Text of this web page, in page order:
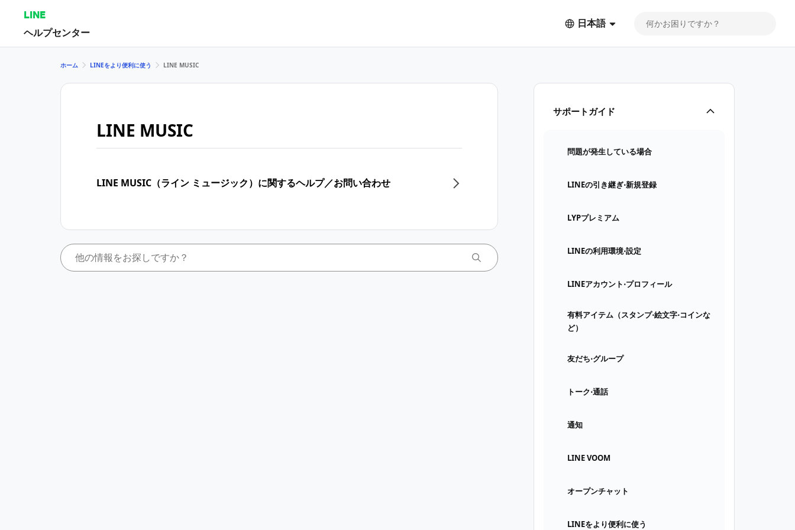
LINE
ヘルプセンター
日本語
サポートガイド
問題が発生している場合
LINEの引き継ぎ⋅新規登録
LYPプレミアム
LINEの利用環境⋅設定
LINEアカウント⋅プロフィール
有料アイテム（スタンプ⋅絵文字⋅コインな
ど）
友だち⋅グループ
トーク⋅通話
通知
LINE VOOM
オープンチャット
LINEをより便利に使う
ホーム LINEをより便利に使う LINE MUSIC
LINE MUSIC
LINE MUSIC（ライン ミュージック）に関するヘルプ／お問い合わせ